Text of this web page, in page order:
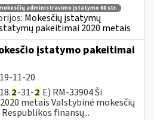
administravimo įstatymo 68 str.
Mokesčių įstatymų
pakeitimai 2020 metais
įstatymo pakeitimai
11-20
2-31-2 E) RM-33904 Ši
metais Valstybinė mokesčių
finansų...